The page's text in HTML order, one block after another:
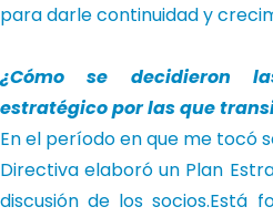
para darle continuidad y
¿Cómo se decidieron
estratégico por las que
En el período en que me tocó
Directiva elaboró un Plan
discusión de los socios.Está